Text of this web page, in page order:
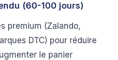
(60-100 jours)
premium (Zalando,
DTC) pour réduire
le panier